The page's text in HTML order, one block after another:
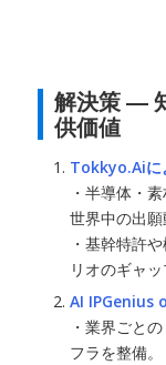
解決策 ―
供価値
Tokkyo.Aiに
・半導体・
世界中の出願
・基幹特許
リオのギャッ
AI IPGenius
・業界ごと
フラを整備。